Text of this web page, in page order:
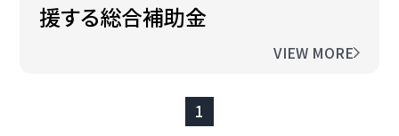
援する総合補助金
VIEW MORE
1